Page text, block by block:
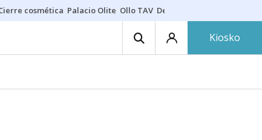
cosmética Palacio Olite Ollo TAV Derrama vecinos
Kiosko